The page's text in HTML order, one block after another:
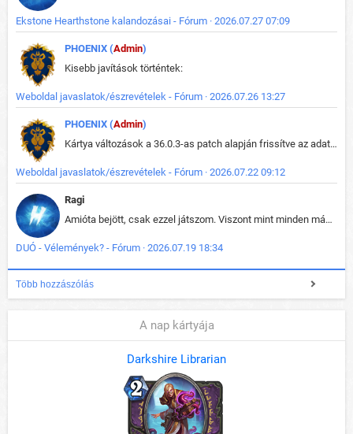
Ekstone Hearthstone kalandozásai - Fórum · 2026.07.27 07:09
PHOENIX (Admin)
Kisebb javítások történtek:
Weboldal javaslatok/észrevételek - Fórum · 2026.07.26 13:27
PHOENIX (Admin)
Kártya változások a 36.0.3-as patch alapján frissítve az adatbázisban (képek is cserélve).
Weboldal javaslatok/észrevételek - Fórum · 2026.07.22 09:12
Ragi
Amióta bejött, csak ezzel játszom. Viszont mint minden más - akár az alapjáték is, ez is baromira összetett lett. Néha már pár kör után is esélytelen az egész. Vagy irreállisan túltápol valaki, vagy lelép a partner, vagy csak hülye mint a segg. És amikor eljönne az én időm, na akkor jön el mindenki másé is. Engem jobban érdekelne, hogy ki milyen ratingen szokott játszani. Na ez lenne egy érdekes adat.
DUÓ - Vélemények? - Fórum · 2026.07.19 18:34
Több hozzászólás
A nap kártyája
Darkshire Librarian